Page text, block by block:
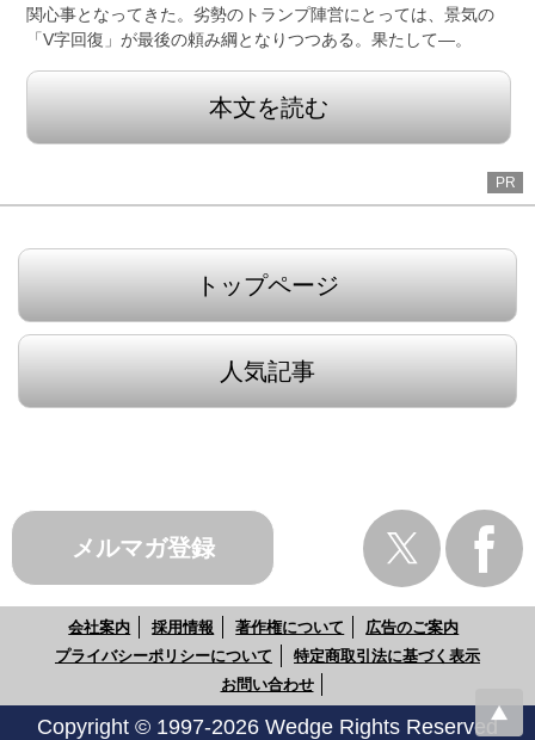
関心事となってきた。劣勢のトランプ陣営にとっては、景気の
「V字回復」が最後の頼み綱となりつつある。果たして―。
本文を読む
PR
トップページ
人気記事
メルマガ登録
会社案内 採用情報 著作権について
広告のご案内
プライバシーポリシーについて
特定商取引法に基づく表示
お問い合わせ
Copyright © 1997-2026 Wedge Rights Reserved